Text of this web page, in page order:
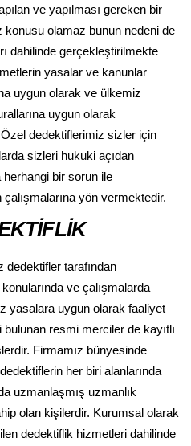
ve yapılması gereken bir
konusu olamaz bunun nedeni de
dahilinde gerçekleştirilmekte
yasalar ve kanunlar
uygun olarak ve ülkemiz
uygun olarak
dedektiflerimiz sizler için
sizleri hukuki açıdan
bir sorun ile
yön vermektedir.
dedektifler tarafından
ve çalışmalarda
yasalara uygun olarak faaliyet
resmi merciler de kayıtlı
Firmamız bünyesinde
her biri alanlarında
uzmanlaşmış uzmanlık
olan kişilerdir. Kurumsal olarak
dedektiflik hizmetleri dahilinde